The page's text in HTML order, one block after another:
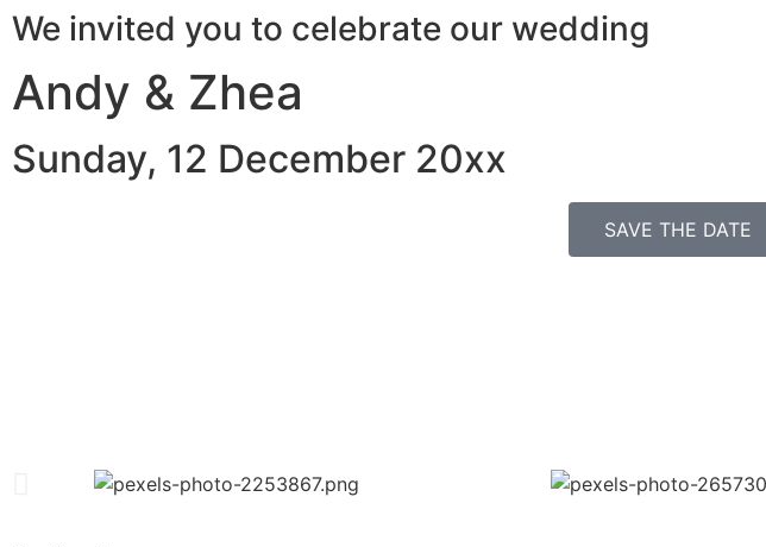
We invited you to celebrate our wedding
Andy & Zhea
Sunday, 12 December 20xx
SAVE THE DATE